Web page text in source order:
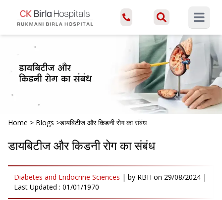
Open
Home > Blogs >डायबिटीज और किडनी रोग का संबंध
डायबिटीज और किडनी रोग का संबंध
Diabetes and Endocrine Sciences | by RBH on 29/08/2024 |
Last Updated : 01/01/1970